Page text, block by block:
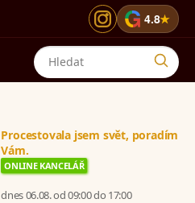
G 4.8★
Procestovala jsem svět, poradím
Vám.
ONLINE KANCELÁŘ
dnes 06.08. od 09:00 do 17:00